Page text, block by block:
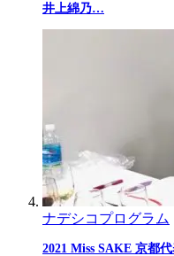
井上綿乃…
ナデシコプログラム
2021 Miss SAKE 京都